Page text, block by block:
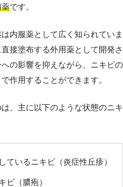
薬です。
内服薬として広く知られていま
接塗布する外用薬として開発さ
の影響を抑えながら、ニキビの
作用することができます。
、主に以下のような状態のニキ
ているニキビ（炎症性丘疹）
ビ（膿疱）